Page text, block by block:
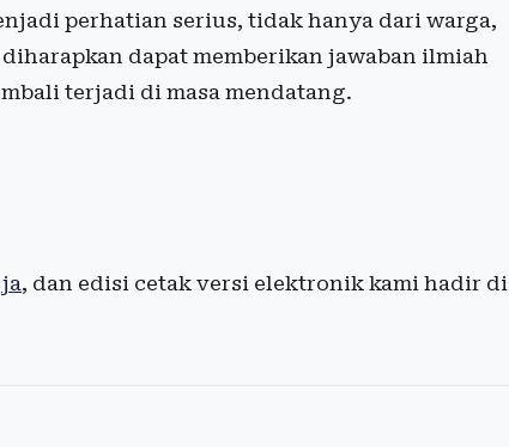
perhatian serius, tidak hanya dari warga,
dapat memberikan jawaban ilmiah
terjadi di masa mendatang.
, dan edisi cetak versi elektronik kami hadir di